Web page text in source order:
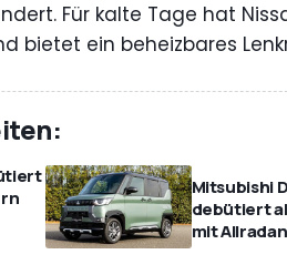
Für kalte Tage hat
bietet ein beheizbares
Mitsubishi
debütiert
mit